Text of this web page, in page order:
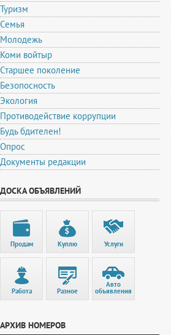
Туризм
Семья
Молодежь
Коми войтыр
Старшее поколение
Безопосность
Экология
Противодействие коррупции
Будь бдителен!
Опрос
Документы редакции
ДОСКА ОБЪЯВЛЕНИЙ
Продам Куплю Услуги
Работа Разное
Авто
объявления
АРХИВ НОМЕРОВ